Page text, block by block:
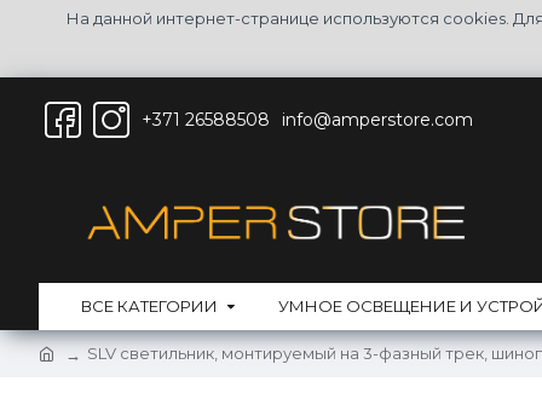
На данной интернет-странице используются cookies.
+371 26588508 info@amperstore.com
ВСЕ КАТЕГОРИИ УМНОЕ ОСВЕЩЕНИЕ И
SLV светильник, монтируемый на 3-фазный трек,